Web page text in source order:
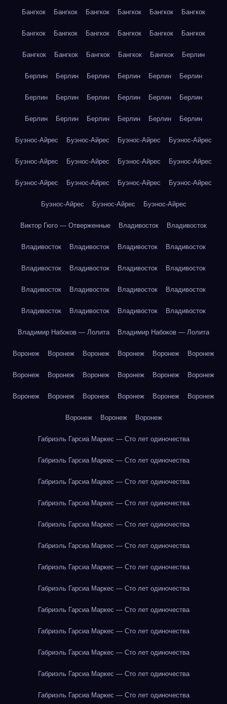
Бангкок Бангкок Бангкок Бангкок Бангкок Бангкок
Бангкок Бангкок Бангкок Бангкок Бангкок Бангкок
Бангкок Бангкок Бангкок Бангкок Бангкок Берлин
Берлин Берлин Берлин Берлин Берлин Берлин
Берлин Берлин Берлин Берлин Берлин Берлин
Берлин Берлин Берлин Берлин Берлин Берлин
Буэнос-Айрес Буэнос-Айрес Буэнос-Айрес Буэнос-Айрес
Буэнос-Айрес Буэнос-Айрес Буэнос-Айрес Буэнос-Айрес
Буэнос-Айрес Буэнос-Айрес Буэнос-Айрес Буэнос-Айрес
Буэнос-Айрес Буэнос-Айрес Буэнос-Айрес
Виктор Гюго — Отверженные Владивосток Владивосток
Владивосток Владивосток Владивосток Владивосток
Владивосток Владивосток Владивосток Владивосток
Владивосток Владивосток Владивосток Владивосток
Владивосток Владивосток Владивосток Владивосток
Владимир Набоков — Лолита Владимир Набоков — Лолита
Воронеж Воронеж Воронеж Воронеж Воронеж Воронеж
Воронеж Воронеж Воронеж Воронеж Воронеж Воронеж
Воронеж Воронеж Воронеж Воронеж Воронеж Воронеж
Воронеж Воронеж Воронеж
Габриэль Гарсиа Маркес — Сто лет одиночества
Габриэль Гарсиа Маркес — Сто лет одиночества
Габриэль Гарсиа Маркес — Сто лет одиночества
Габриэль Гарсиа Маркес — Сто лет одиночества
Габриэль Гарсиа Маркес — Сто лет одиночества
Габриэль Гарсиа Маркес — Сто лет одиночества
Габриэль Гарсиа Маркес — Сто лет одиночества
Габриэль Гарсиа Маркес — Сто лет одиночества
Габриэль Гарсиа Маркес — Сто лет одиночества
Габриэль Гарсиа Маркес — Сто лет одиночества
Габриэль Гарсиа Маркес — Сто лет одиночества
Габриэль Гарсиа Маркес — Сто лет одиночества
Габриэль Гарсиа Маркес — Сто лет одиночества